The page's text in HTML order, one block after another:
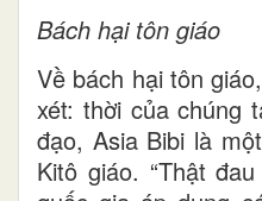
Bách hại tôn giáo
Về bách hại tôn
xét: thời của chúng
đạo, Asia Bibi là
Kitô giáo. “Thật